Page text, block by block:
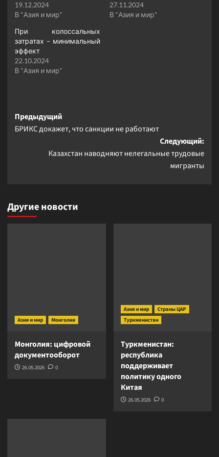
19.12.2024
В "Азия и мир"
27.11.2024
В "Азия и мир"
При колоссальных
затратах – минимальный
эффект
22.10.2024
В "Азия и мир"
Навигация
записи
Предыдущий
БРИКС докажет, что санкции не работают
Следующий:
Казахстан наводняют нелегальные трудовые
мигранты
Другие новости
Азия и мир Монголия
Монголия: цифровой
документооборот
26.05.2026 0
Азия и мир
Страны ЦАР
Туркменистан
Туркменистан:
республика
поддерживает
политику одного
Китая
26.05.2026 0